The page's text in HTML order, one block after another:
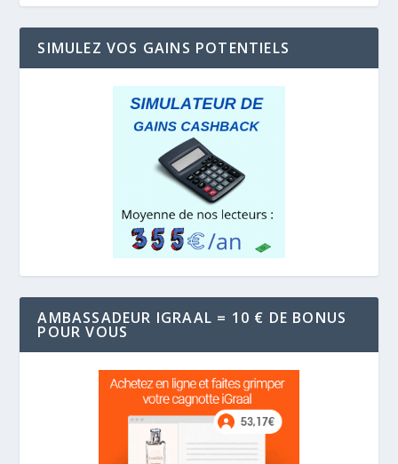
SIMULEZ VOS GAINS POTENTIELS
AMBASSADEUR IGRAAL = 10 € DE BONUS
POUR VOUS